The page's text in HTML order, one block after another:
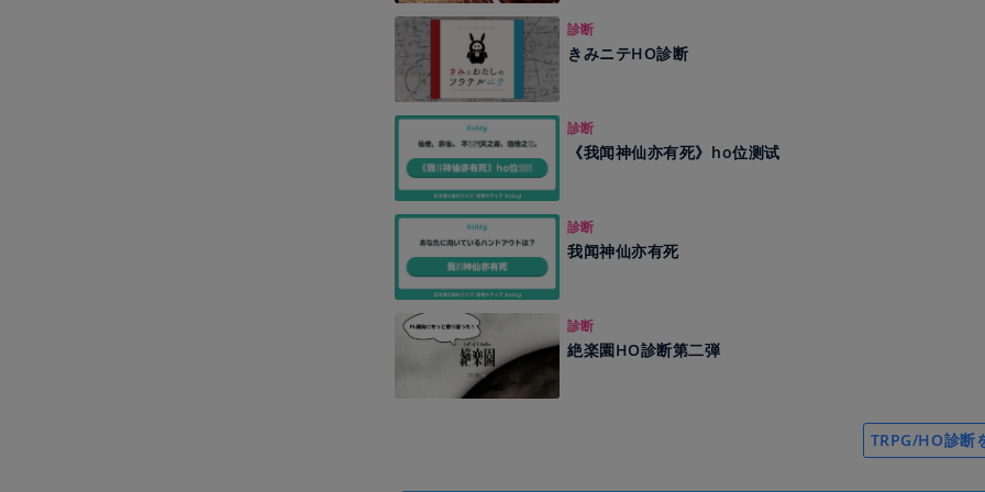
診断
きみニテHO診断
診断
《我闻神仙亦有死》ho位测试
診断
我闻神仙亦有死
診断
絶楽園HO診断第二弾
TRPG/HO診断